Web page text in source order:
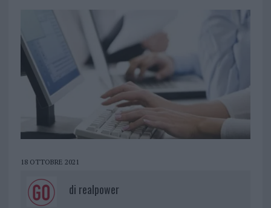
18 OTTOBRE 2021
di realpower